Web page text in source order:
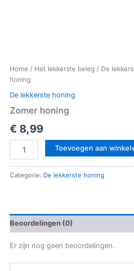
Home / Het lekkerste beleg / De
honing
De lekkerste honing
Zomer honing
€ 8,99
Toevoegen aan
Categorie: De lekkerste honing
Beoordelingen (0)
Er zijn nog geen beoordelingen.